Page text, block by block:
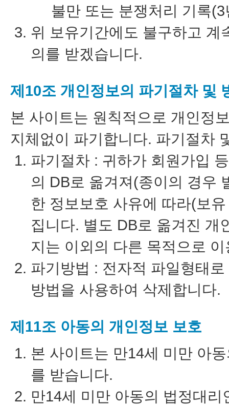
불만 또는 분쟁처리 기록(3
위 보유기간에도 불구하고
의를 받겠습니다.
제10조 개인정보의 파기절차 및
본 사이트는 원칙적으로 개인정
지체없이 파기합니다. 파기절차
파기절차 : 귀하가 회원가입
의 DB로 옮겨져(종이의 경우
한 정보보호 사유에 따라(보
집니다. 별도 DB로 옮겨진 개
지는 이외의 다른 목적으로
파기방법 : 전자적 파일형태
방법을 사용하여 삭제합니다.
제11조 아동의 개인정보 보호
본 사이트는 만14세 미만 아
를 받습니다.
만14세 미만 아동의 법정대